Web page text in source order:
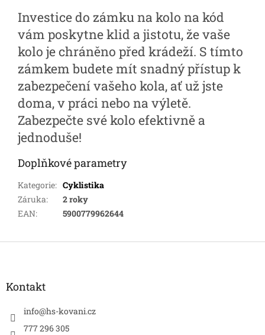
Investice do zámku na kolo na kód
vám poskytne klid a jistotu, že vaše
kolo je chráněno před krádeží. S tímto
zámkem budete mít snadný přístup k
zabezpečení vašeho kola, ať už jste
doma, v práci nebo na výletě.
Zabezpečte své kolo efektivně a
jednoduše!
Doplňkové parametry
Kategorie: Cyklistika
Záruka:
2 roky
EAN: 5900779962644
Kontakt
info@hs-kovani.cz
777 296 305